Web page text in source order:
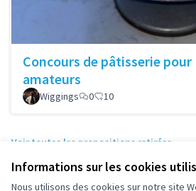
Informations sur les cookies
Nous utilisons des cookies sur notre site
Concours de pâtisserie pour
amateurs
Wiggings 0 10
Voir toutes les propositions retirées